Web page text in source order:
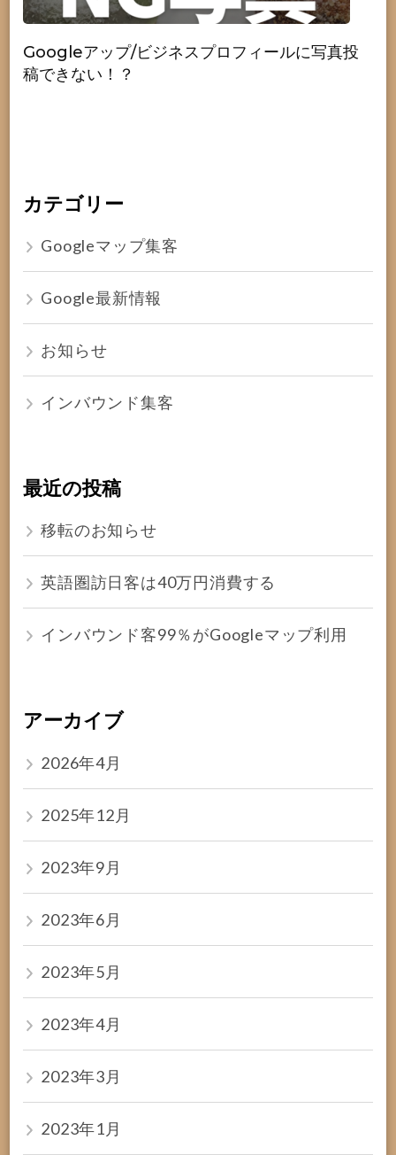
Googleアップ/ビジネスプロフィールに写真投
稿できない！？
カテゴリー
Googleマップ集客
Google最新情報
お知らせ
インバウンド集客
最近の投稿
移転のお知らせ
英語圏訪日客は40万円消費する
インバウンド客99％がGoogleマップ利用
アーカイブ
2026年4月
2025年12月
2023年9月
2023年6月
2023年5月
2023年4月
2023年3月
2023年1月